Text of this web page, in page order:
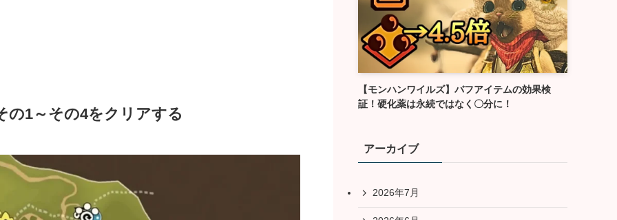
1～その4をクリアする
【モンハンワイルズ】バフアイテムの効果検
証！硬化薬は永続ではなく〇分に！
アーカイブ
2026年7月